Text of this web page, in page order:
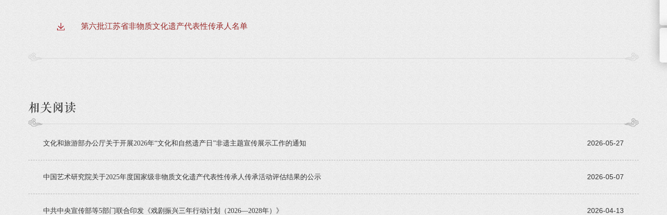
第六批江苏省非物质文化遗产代表性传承人名单
相关阅读
2026-05-27
文化和旅游部办公厅关于开展2026年“文化和自然遗产日”非遗主题宣传展示工作的通知
2026-05-07
中国艺术研究院关于2025年度国家级非物质文化遗产代表性传承人传承活动评估结果的公示
2026-04-13
中共中央宣传部等5部门联合印发《戏剧振兴三年行动计划（2026—2028年）》